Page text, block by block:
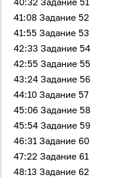
Вход
Пароль
Антиспам:Загрузка...
41:08 Задание 52
41:55 Задание 53
42:33 Задание 54
42:55 Задание 55
43:24 Задание 56
44:10 Задание 57
45:06 Задание 58
45:54 Задание 59
46:31 Задание 60
47:22 Задание 61
48:13 Задание 62